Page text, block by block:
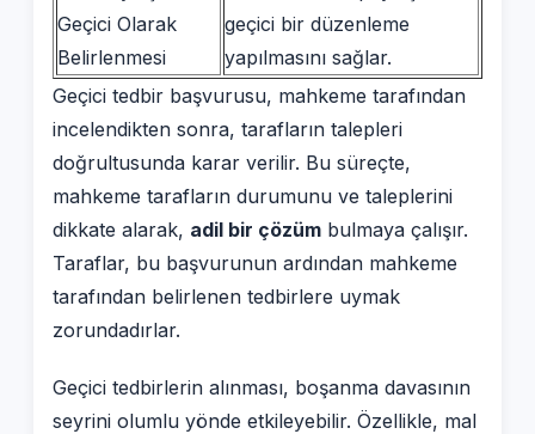
Geçici Olarak
Belirlenmesi
geçici bir düzenleme
yapılmasını sağlar.
Geçici tedbir başvurusu, mahkeme tarafından
incelendikten sonra, tarafların talepleri
doğrultusunda karar verilir. Bu süreçte,
mahkeme tarafların durumunu ve taleplerini
dikkate alarak, adil bir çözüm bulmaya çalışır.
Taraflar, bu başvurunun ardından mahkeme
tarafından belirlenen tedbirlere uymak
zorundadırlar.
Geçici tedbirlerin alınması, boşanma davasının
seyrini olumlu yönde etkileyebilir. Özellikle, mal